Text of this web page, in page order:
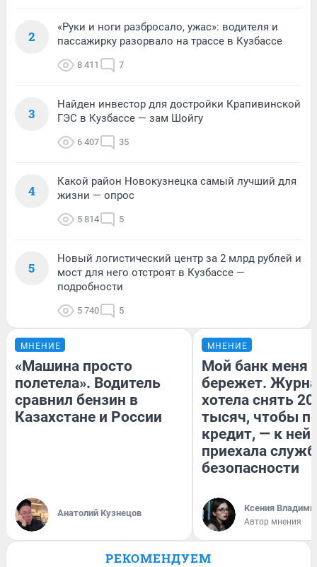
2
«Руки и ноги разбросало, ужас»: водителя и
пассажирку разорвало на трассе в Кузбассе
8 411 7
3
Найден инвестор для достройки Крапивинской
ГЭС в Кузбассе — зам Шойгу
6 407 35
4
Какой район Новокузнецка самый лучший для
жизни — опрос
5 814 5
5
Новый логистический центр за 2 млрд рублей и
мост для него отстроят в Кузбассе —
подробности
5 740 5
МНЕНИЕ
«Машина просто
полетела». Водитель
сравнил бензин в
Казахстане и России
Анатолий Кузнецов
МНЕНИЕ
Мой банк меня
бережет.
хотела снять
тысяч, чтобы
кредит, — к
приехала
безопасности
Ксения
Автор мнения
РЕКОМЕНДУЕМ